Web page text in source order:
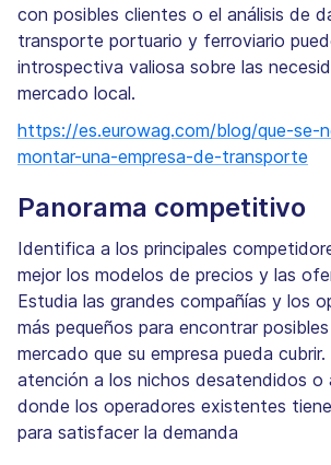
con posibles clientes o el análisis de
transporte portuario y ferroviario
introspectiva valiosa sobre las
mercado local.
https://es.eurowag.com/blog/que-se-
montar-una-empresa-de-transporte
Panorama competitivo
Identifica a los principales
mejor los modelos de precios y las
Estudia las grandes compañías y los
más pequeños para encontrar
mercado que su empresa pueda
atención a los nichos desatendidos o
donde los operadores existentes
para satisfacer la demanda